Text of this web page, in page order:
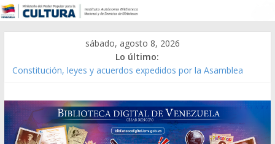
sábado, agosto 8, 2026
Lo último:
Constitución, leyes y acuerdos expedidos por la Asamblea
Modesta Bor Sánchez [material gráfico]
Gaceta Oficial de la República de Venezuela año CXXXIII Mes V,
Caracas 09 de marzo de 2006 N° 38.394